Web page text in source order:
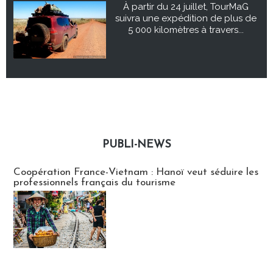
À partir du 24 juillet, TourMaG
suivra une expédition de plus de
5 000 kilomètres à travers...
PUBLI-NEWS
Coopération France-Vietnam : Hanoï veut séduire les
professionnels français du tourisme